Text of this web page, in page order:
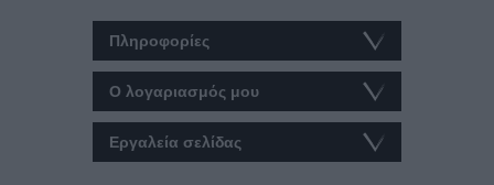
Πληροφορίες
Ο λογαριασμός μου
Εργαλεία σελίδας